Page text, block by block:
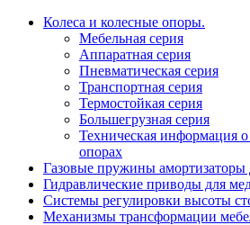
Колеса и колесные опоры.
Мебельная серия
Аппаратная серия
Пневматическая серия
Транспортная серия
Термостойкая серия
Большегрузная серия
Техническая информация
опорах
Газовые пружины
Гидравлические приводы для
Системы регулировки высоты
Механизмы трансформации